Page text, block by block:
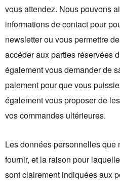
vous attendez. Nous pouvons
informations de contact pour
newsletter ou vous permettre
accéder aux parties réservées
également vous demander de
paiement pour que vous
également vous proposer de
vos commandes ultérieures.
Les données personnelles que
fournir, et la raison pour
sont clairement indiquées aux